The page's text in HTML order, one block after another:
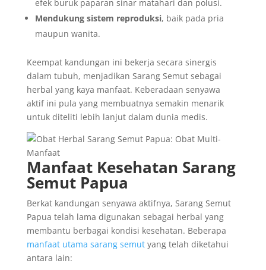
efek buruk paparan sinar matahari dan polusi.
Mendukung sistem reproduksi, baik pada pria
maupun wanita.
Keempat kandungan ini bekerja secara sinergis
dalam tubuh, menjadikan Sarang Semut sebagai
herbal yang kaya manfaat. Keberadaan senyawa
aktif ini pula yang membuatnya semakin menarik
untuk diteliti lebih lanjut dalam dunia medis.
Manfaat Kesehatan Sarang
Semut Papua
Berkat kandungan senyawa aktifnya, Sarang Semut
Papua telah lama digunakan sebagai herbal yang
membantu berbagai kondisi kesehatan. Beberapa
manfaat utama sarang semutyang telah diketahui
antara lain: